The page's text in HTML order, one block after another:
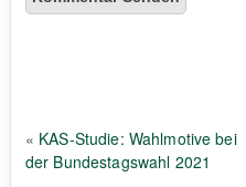
« KAS-Studie: Wahlmotive bei
der Bundestagswahl 2021